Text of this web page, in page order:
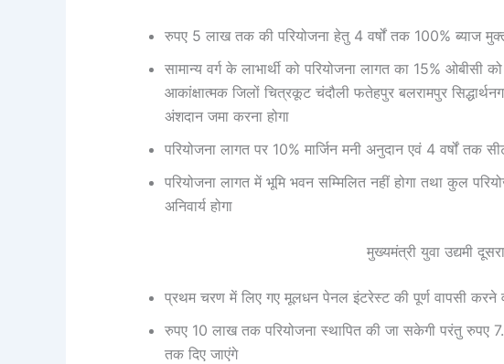
रुपए 5 लाख तक की परियोजना हेतु 4 वर्षों तक 100% ब्याज
सामान्य वर्ग के लाभार्थी को परियोजना लागत का 15% ओबीसी
आकांक्षात्मक जिलों चित्रकूट चंदौली फतेहपुर बलरामपुर
अंशदान जमा करना होगा
परियोजना लागत पर 10% मार्जिन मनी अनुदान एवं 4 वर्षों तक
परियोजना लागत में भूमि भवन सम्मिलित नहीं होगा तथा कुल
अनिवार्य होगा
मुख्यमंत्री युवा उद्यमी
प्रथम चरण में लिए गए मूलधन पेनल इंटरेस्ट की पूर्ण वापसी करने
रुपए 10 लाख तक परियोजना स्थापित की जा सकेगी परंतु रुपए
तक दिए जाएंगे